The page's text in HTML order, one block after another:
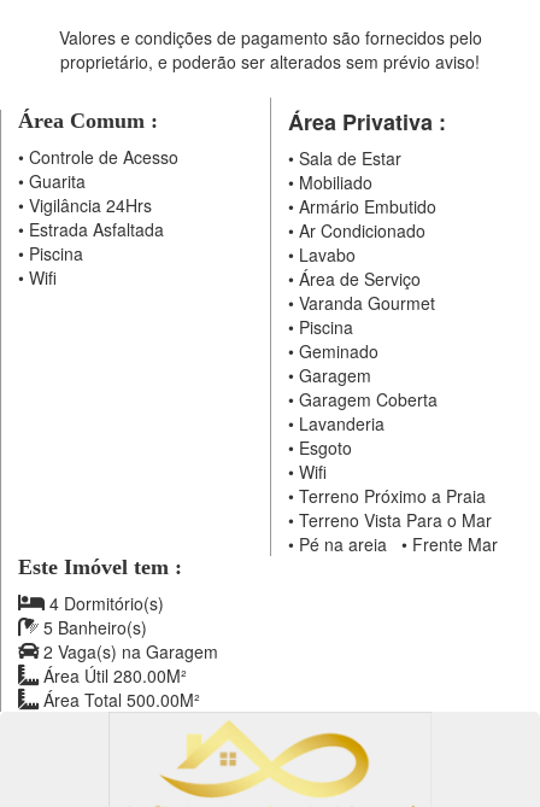
Valores e condições de pagamento são fornecidos pelo
proprietário, e poderão ser alterados sem prévio aviso!
Área Comum :
• Controle de Acesso
• Guarita
• Vigilância 24Hrs
• Estrada Asfaltada
• Piscina
• Wifi
Área Privativa :
•Sala de Estar
•Mobiliado
•Armário Embutido
•Ar Condicionado
•Lavabo
•Área de Serviço
•Varanda Gourmet
•Piscina
•Geminado
•Garagem
•Garagem Coberta
•Lavanderia
•Esgoto
•Wifi
•Terreno Próximo a Praia
•Terreno Vista Para o Mar
•Pé na areia •Frente Mar
Este Imóvel tem :
4 Dormitório(s)
5 Banheiro(s)
2 Vaga(s) na Garagem
Área Útil 280.00M²
Área Total 500.00M²